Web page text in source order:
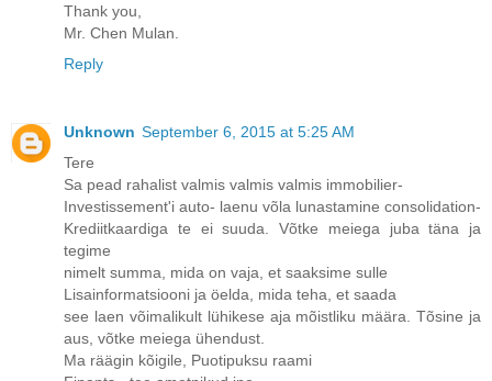
Thank you,
Mr. Chen Mulan.
Reply
Unknown September 6, 2015 at 5:25 AM
Tere
Sa pead rahalist valmis valmis valmis immobilier-
Investissement'i auto- laenu võla lunastamine consolidation-
Krediitkaardiga te ei suuda. Võtke meiega juba täna ja
tegime
nimelt summa, mida on vaja, et saaksime sulle
Lisainformatsiooni ja öelda, mida teha, et saada
see laen võimalikult lühikese aja mõistliku määra. Tõsine ja
aus, võtke meiega ühendust.
Ma räägin kõigile, Puotipuksu raami